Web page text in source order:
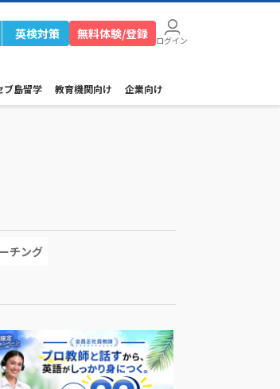
英検対策 無料体験/登録 ログイン
ブ島留学 教育機関向け 企業向け
チング